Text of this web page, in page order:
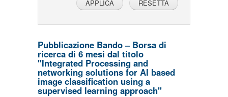
Pubblicazione Bando – Borsa di
ricerca di 6 mesi dal titolo
"Integrated Processing and
networking solutions for AI based
image classification using a
supervised learning approach"